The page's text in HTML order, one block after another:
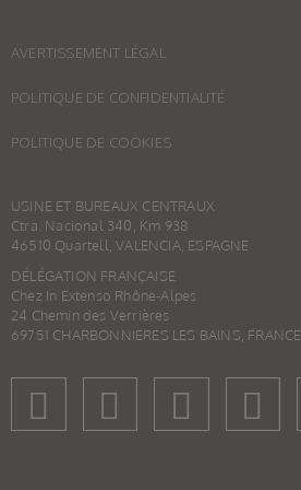
AVERTISSEMENT LÉGAL
POLITIQUE DE CONFIDENTIALITÉ
POLITIQUE DE COOKIES
USINE ET BUREAUX CENTRAUX
Ctra. Nacional 340, Km 938
46510 Quartell, VALENCIA, ESPAGNE
DÉLÉGATION FRANÇAISE
Chez In Extenso Rhône-Alpes
24 Chemin des Verrières
69751 CHARBONNIERES LES BAINS, FRANCE